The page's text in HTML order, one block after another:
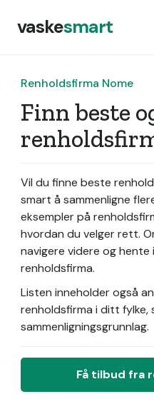
vaskesmart
Renholdsfirma Nome
Finn beste
Vil du finne beste
smart å sammenligne
eksempler på
hvordan du velger rett.
navigere videre og
renholdsfirma.
Listen inneholder også
renholdsfirma i ditt fylke,
sammenligningsgrunnlag.
Få tilbud fra